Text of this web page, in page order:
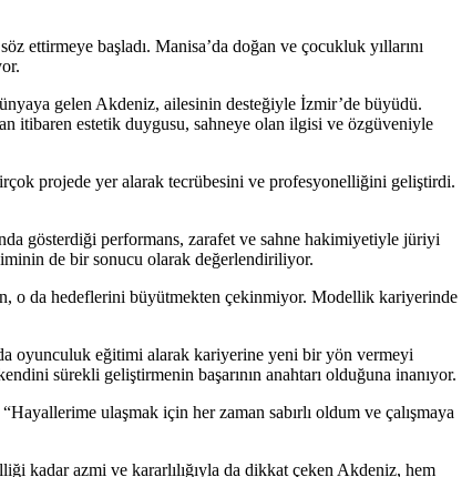
ettirmeye başladı. Manisa’da doğan ve çocukluk yıllarını
gelen Akdeniz, ailesinin desteğiyle İzmir’de büyüdü.
itibaren estetik duygusu, sahneye olan ilgisi ve özgüveniyle
projede yer alarak tecrübesini ve profesyonelliğini geliştirdi.
gösterdiği performans, zarafet ve sahne hakimiyetiyle jüriyi
de bir sonucu olarak değerlendiriliyor.
o da hedeflerini büyütmekten çekinmiyor. Modellik kariyerinde
oyunculuk eğitimi alarak kariyerine yeni bir yön vermeyi
sürekli geliştirmenin başarının anahtarı olduğuna inanıyor.
ulaşmak için her zaman sabırlı oldum ve çalışmaya
kadar azmi ve kararlılığıyla da dikkat çeken Akdeniz, hem